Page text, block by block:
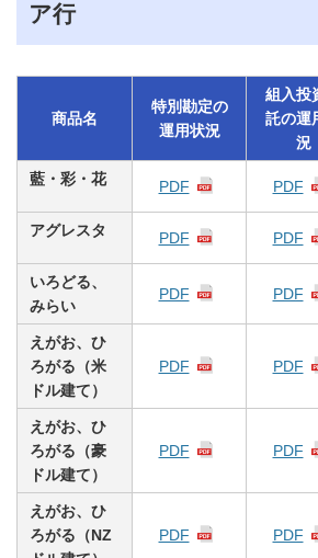
ア行
商品名
特別勘定の
運用状況
組入投
託の運
況
藍・彩・花 PDF PDF
アグレスタ PDF PDF
いろどる、
みらい
PDF PDF
えがお、ひ
ろがる（米
ドル建て）
PDF PDF
えがお、ひ
ろがる（豪
ドル建て）
PDF PDF
えがお、ひ
ろがる（NZ
PDF PDF